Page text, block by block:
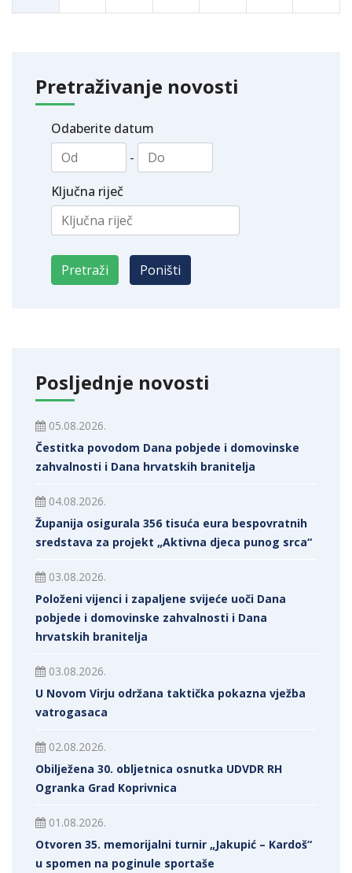
Pretraživanje novosti
Odaberite datum
-
Ključna riječ
Posljednje novosti
05.08.2026.
Čestitka povodom Dana pobjede i domovinske
zahvalnosti i Dana hrvatskih branitelja
04.08.2026.
Županija osigurala 356 tisuća eura bespovratnih
sredstava za projekt „Aktivna djeca punog srca“
03.08.2026.
Položeni vijenci i zapaljene svijeće uoči Dana
pobjede i domovinske zahvalnosti i Dana
hrvatskih branitelja
03.08.2026.
U Novom Virju održana taktička pokazna vježba
vatrogasaca
02.08.2026.
Obilježena 30. obljetnica osnutka UDVDR RH
Ogranka Grad Koprivnica
01.08.2026.
Otvoren 35. memorijalni turnir „Jakupić – Kardoš“
u spomen na poginule sportaše